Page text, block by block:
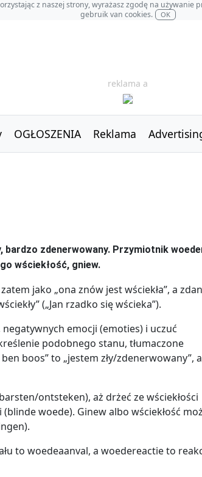
z naszej strony, wyrażasz zgodę na
gebruik van cookies.
OK
reklama a
OGŁOSZENIA Reklama
bardzo zdenerwowany. Przymiotnik
wściekłość, gniew.
jako „ona znów jest wściekła”, a
(„Jan rzadko się wścieka”).
emocji (emoties) i uczuć
podobnego stanu, tłumaczone
boos” to „jestem zły/zdenerwowany”,
ontsteken), aż drżeć ze wściekłości
woede). Ginew albo wściekłość
to woedeaanval, a woedereactie to